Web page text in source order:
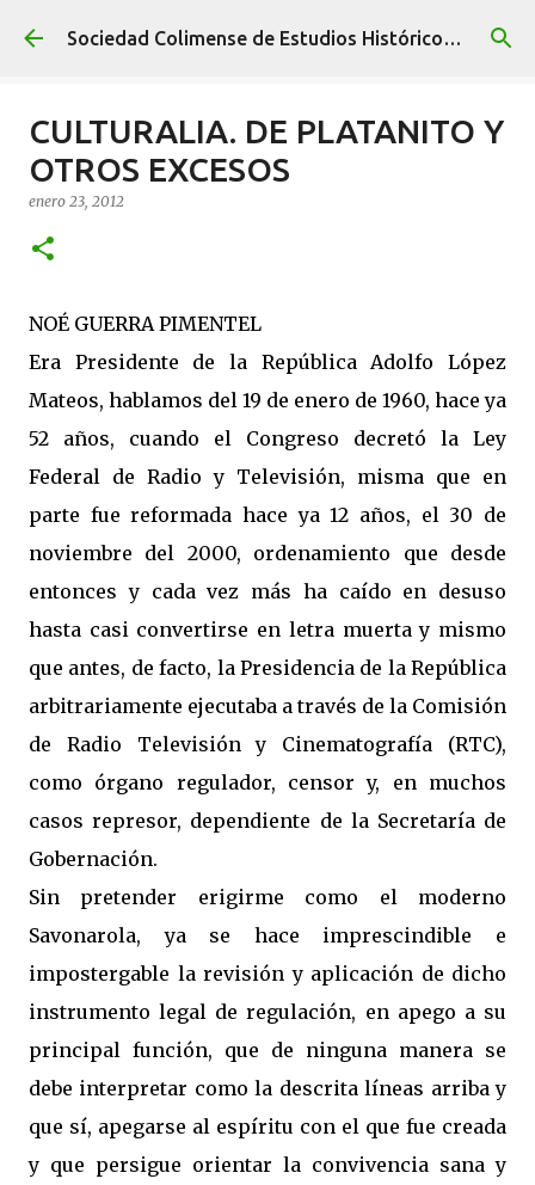
Ir al contenido principal Sociedad Colimense de Estudios Históricos A. C.
CULTURALIA. DE PLATANITO Y
OTROS EXCESOS
enero 23, 2012
NOÉ GUERRA PIMENTEL
Era Presidente de la República Adolfo López
Mateos, hablamos del 19 de enero de 1960, hace ya
52 años, cuando el Congreso decretó la Ley
Federal de Radio y Televisión, misma que en
parte fue reformada hace ya 12 años, el 30 de
noviembre del 2000, ordenamiento que desde
entonces y cada vez más ha caído en desuso
hasta casi convertirse en letra muerta y mismo
que antes, de facto, la Presidencia de la República
arbitrariamente ejecutaba a través de la Comisión
de Radio Televisión y Cinematografía (RTC),
como órgano regulador, censor y, en muchos
casos represor, dependiente de la Secretaría de
Gobernación.
Sin pretender erigirme como el moderno
Savonarola, ya se hace imprescindible e
impostergable la revisión y aplicación de dicho
instrumento legal de regulación, en apego a su
principal función, que de ninguna manera se
debe interpretar como la descrita líneas arriba y
que sí, apegarse al espíritu con el que fue creada
y que persigue orientar la convivencia sana y